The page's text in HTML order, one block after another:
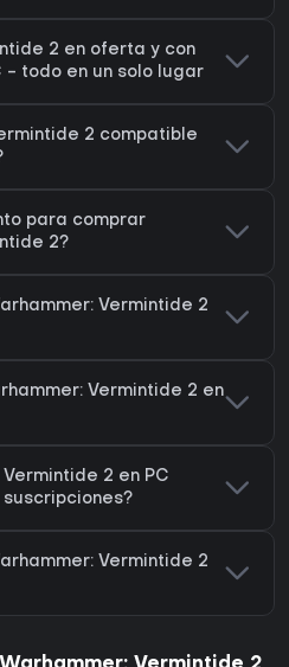
2 en oferta y con
- todo en un solo lugar
2 compatible
para comprar
2?
Vermintide 2
Vermintide 2 en
2 en PC
Vermintide 2